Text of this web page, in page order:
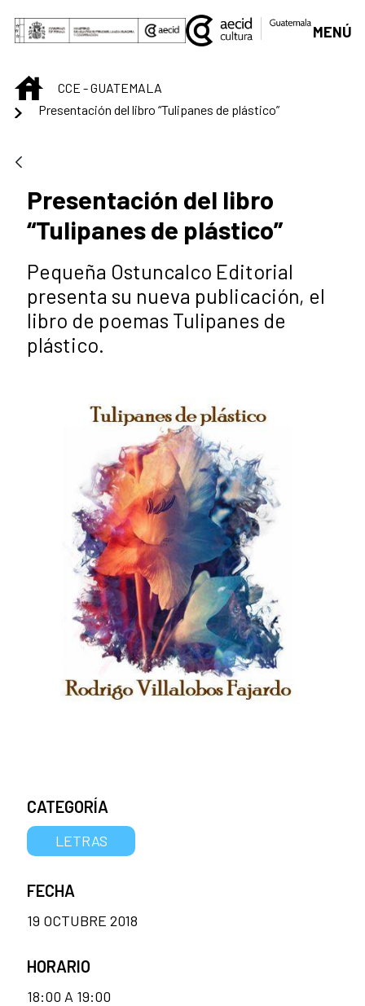
Saltar al contenido principal
MENÚ
INICIOCCE - GUATEMALA
Presentación del libro “Tulipanes de plástico”
Presentación del libro
“Tulipanes de plástico”
Pequeña Ostuncalco Editorial
presenta su nueva publicación, el
libro de poemas Tulipanes de
plástico.
CATEGORÍA
LETRAS
FECHA
19 OCTUBRE 2018
HORARIO
18:00 A 19:00